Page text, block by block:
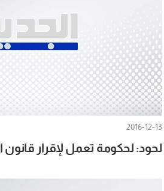
2016-12-13
لحود: لحكومة تعمل لإقرار قانون